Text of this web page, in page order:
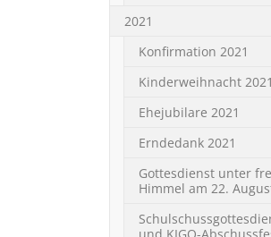
2021
Konfirmation 2021
Kinderweihnacht 2021
Ehejubilare 2021
Erndedank 2021
Gottesdienst unter
Himmel am 22.